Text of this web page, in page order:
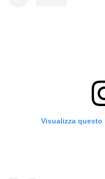
Visualizza